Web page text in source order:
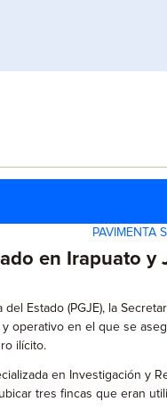
PAVIMENTA
en Irapuato
Estado (PGJE), la
en el que se
ilícito.
en Investigación y
tres fincas que eran